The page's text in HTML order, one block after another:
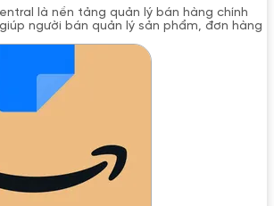
là nền tảng quản lý bán hàng chính
người bán quản lý sản phẩm, đơn hàng